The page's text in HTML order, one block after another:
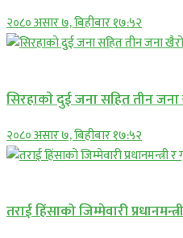
२०८० असार ७, बिहीबार १७:५२
सिरहाकाे दुई जना सहित तीन जना
२०८० असार ७, बिहीबार १७:५२
तराई हिंसाको जिम्मेवारी